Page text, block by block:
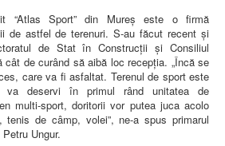
“Atlas Sport” din Mureș este o firmă
de astfel de terenuri. S-au făcut recent și
de Stat în Construcții și Consiliul
de curând să aibă loc recepția. „Încă se
care va fi asfaltat. Terenul de sport este
deservi în primul rând unitatea de
multi-sport, doritorii vor putea juca acolo
tenis de câmp, volei”, ne-a spus primarul
Ungur.